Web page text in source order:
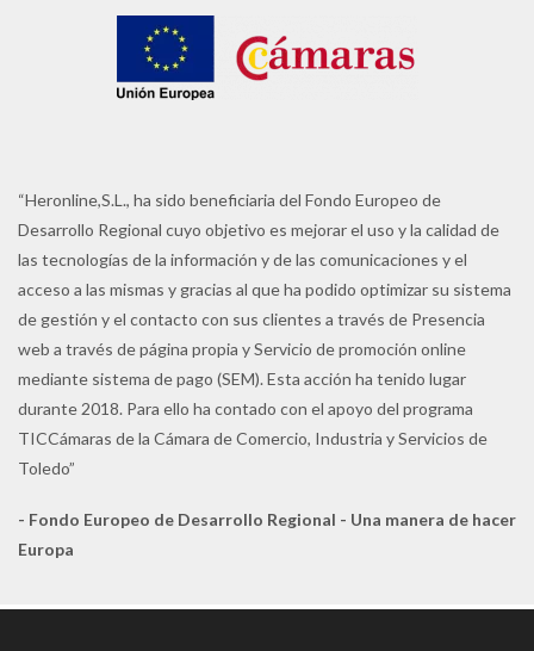
“Heronline,S.L., ha sido beneficiaria del Fondo Europeo de
Desarrollo Regional cuyo objetivo es mejorar el uso y la calidad de
las tecnologías de la información y de las comunicaciones y el
acceso a las mismas y gracias al que ha podido optimizar su sistema
de gestión y el contacto con sus clientes a través de Presencia
web a través de página propia y Servicio de promoción online
mediante sistema de pago (SEM). Esta acción ha tenido lugar
durante 2018. Para ello ha contado con el apoyo del programa
TICCámaras de la Cámara de Comercio, Industria y Servicios de
Toledo”
- Fondo Europeo de Desarrollo Regional - Una manera de hacer
Europa